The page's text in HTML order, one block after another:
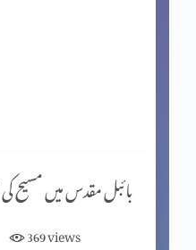
قیامت المسیح کی مخالفت
369views